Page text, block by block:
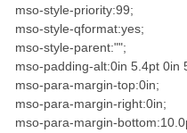
mso-style-priority:99;
mso-style-qformat:yes;
mso-style-parent:"";
mso-padding-alt:0in 5.4pt 0in
mso-para-margin-top:0in;
mso-para-margin-right:0in;
mso-para-margin-